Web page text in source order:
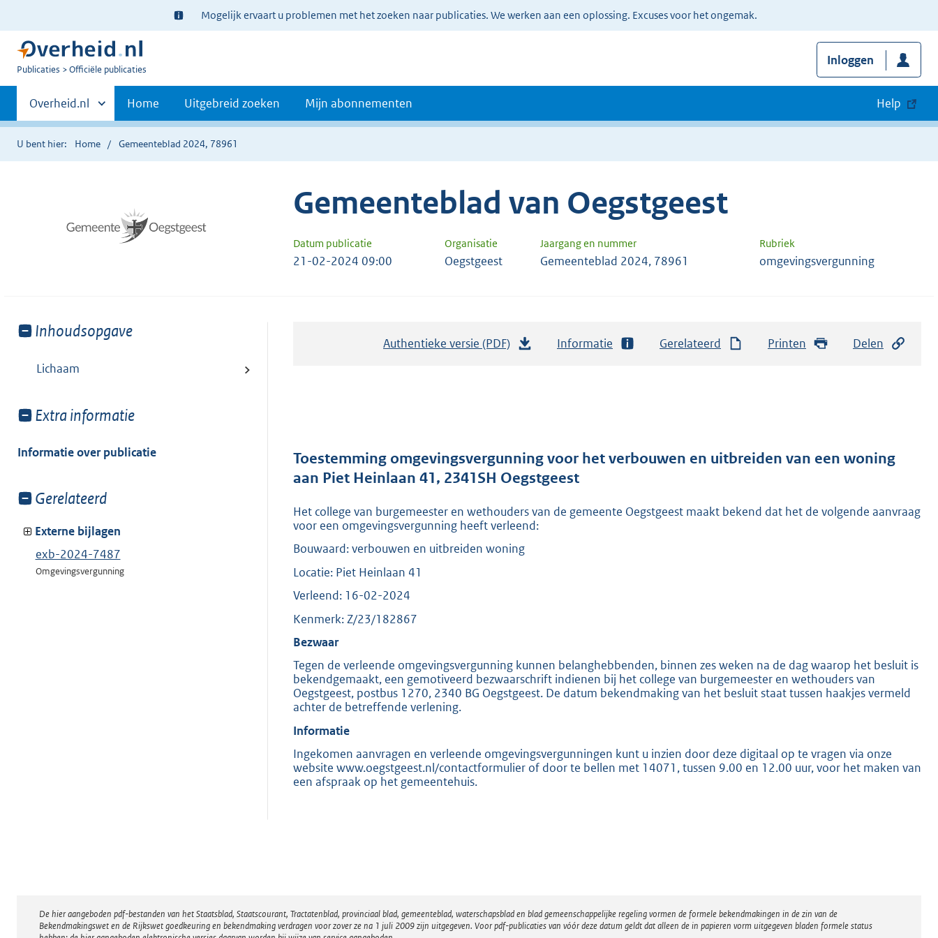
Ter
informatie:
Mogelijk ervaart u problemen met het zoeken naar publicaties. We werken aan een oplossing. Excuses voor het ongemak.
U
Publicaties Officiële publicaties
Inloggen
Primaire
navigatie
Andere
sites
binnen
Overheid.nl Home Uitgebreid zoeken Mijn abonnementen Help
U bent hier: Home Gemeenteblad 2024, 78961
Gemeenteblad van Oegstgeest
Datum publicatie Organisatie Jaargang en nummer Rubriek
21-02-2024 09:00 Oegstgeest Gemeenteblad 2024, 78961 omgevingsvergunning
Toon
van:
Inhoudsopgave
Lichaam
Toon
van:
Extra informatie
Informatie over publicatie
Toon
van:
Gerelateerd
Externe bijlagen
exb-2024-7487
Omgevingsvergunning
Authentieke versie (PDF)
d
s
r
o
o
0
7
K
Informatie Gerelateerd Printen Delen
Toestemming omgevingsvergunning voor het verbouwen en uitbreiden van een woning
aan Piet Heinlaan 41, 2341SH Oegstgeest
Het college van burgemeester en wethouders van de gemeente Oegstgeest maakt bekend dat het de volgende aanvraag
voor een omgevingsvergunning heeft verleend:
Bouwaard: verbouwen en uitbreiden woning
Locatie: Piet Heinlaan 41
Verleend: 16-02-2024
Kenmerk: Z/23/182867
Bezwaar
Tegen de verleende omgevingsvergunning kunnen belanghebbenden, binnen zes weken na de dag waarop het besluit is
bekendgemaakt, een gemotiveerd bezwaarschrift indienen bij het college van burgemeester en wethouders van
Oegstgeest, postbus 1270, 2340 BG Oegstgeest. De datum bekendmaking van het besluit staat tussen haakjes vermeld
achter de betreffende verlening.
Informatie
Ingekomen aanvragen en verleende omgevingsvergunningen kunt u inzien door deze digitaal op te vragen via onze
website www.oegstgeest.nl/contactformulier of door te bellen met 14071, tussen 9.00 en 12.00 uur, voor het maken van
een afspraak op het gemeentehuis.
Disclaimer
De hier aangeboden pdf-bestanden van het Staatsblad, Staatscourant, Tractatenblad, provinciaal blad, gemeenteblad, waterschapsblad en blad gemeenschappelijke regeling vormen de formele bekendmakingen in de zin van de
Bekendmakingswet en de Rijkswet goedkeuring en bekendmaking verdragen voor zover ze na 1 juli 2009 zijn uitgegeven. Voor pdf-publicaties van vóór deze datum geldt dat alleen de in papieren vorm uitgegeven bladen formele status